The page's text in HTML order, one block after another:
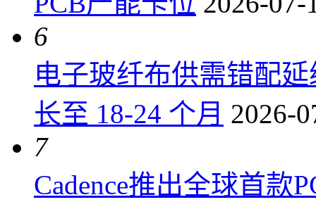
6
电子玻纤布供需错配
长至 18-24 个月 2026-
7
Cadence推出全球首款